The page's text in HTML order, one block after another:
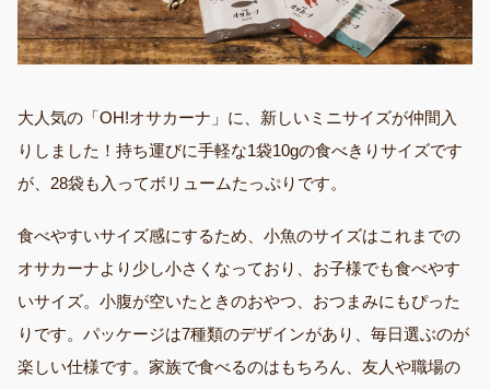
大人気の「OH!オサカーナ」に、新しいミニサイズが仲間入
りしました！持ち運びに手軽な1袋10gの食べきりサイズです
が、28袋も入ってボリュームたっぷり​です。
食べやすいサイズ感にするため、小魚のサイズはこれまでの
オサカーナより少し小さくなっており、お子様でも食べやす
いサイズ。小腹が空いたときのおやつ、おつまみにもぴった
りです。​パッケージは7種類のデザインがあり、毎日選ぶのが
楽しい仕様です。家族で食べるのはもちろん、友人や職場の